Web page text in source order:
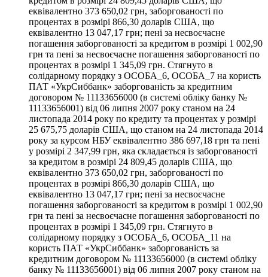
еквівалентно 373 650,02 грн, заборгованості по
процентах в розмірі 866,30 доларів США, що
еквівалентно 13 047,17 грн; пені за несвоєчасне
погашення заборгованості за кредитом в розмірі 1 002,90
грн та пені за несвоєчасне погашення заборгованості по
процентах в розмірі 1 345,09 грн. Стягнуто в
солідарному порядку з ОСОБА_6, ОСОБА_7 на користь
ПАТ «УкрСиббанк» заборгованість за кредитним
договором № 11133656000 (в системі обліку банку №
11133656001) від 06 липня 2007 року станом на 24
листопада 2014 року по кредиту та процентах у розмірі
25 675,75 доларів США, що станом на 24 листопада 2014
року за курсом НБУ еквівалентно 386 697,18 грн та пені
у розмірі 2 347,99 грн, яка складається із заборгованості
за кредитом в розмірі 24 809,45 доларів США, що
еквівалентно 373 650,02 грн, заборгованості по
процентах в розмірі 866,30 доларів США, що
еквівалентно 13 047,17 грн; пені за несвоєчасне
погашення заборгованості за кредитом в розмірі 1 002,90
грн та пені за несвоєчасне погашення заборгованості по
процентах в розмірі 1 345,09 грн. Стягнуто в
солідарному порядку з ОСОБА_6, ОСОБА_11 на
користь ПАТ «УкрСиббанк» заборгованість за
кредитним договором № 11133656000 (в системі обліку
банку № 11133656001) від 06 липня 2007 року станом на